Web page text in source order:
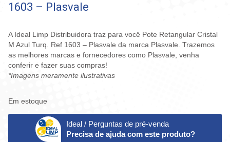
1603 – Plasvale
A Ideal Limp Distribuidora traz para você Pote Retangular Cristal
M Azul Turq. Ref 1603 – Plasvale da marca Plasvale. Trazemos
as melhores marcas e fornecedores como Plasvale, venha
conferir e fazer suas compras!
*Imagens meramente ilustrativas
Em estoque
Ideal / Perguntas de pré-venda
Precisa de ajuda com este produto?